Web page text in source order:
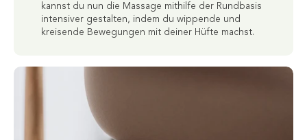
kannst du nun die Massage mithilfe der Rundbasis
intensiver gestalten, indem du wippende und
kreisende Bewegungen mit deiner Hüfte machst.